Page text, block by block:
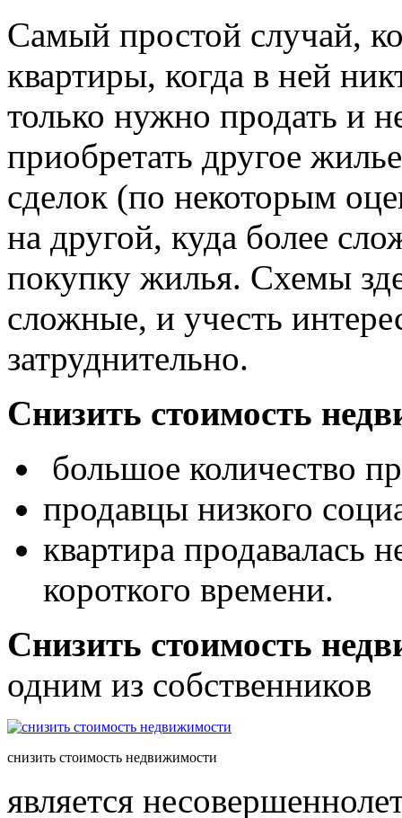
Самый простой случай,
квартиры, когда в ней
только нужно продать и
приобретать другое
сделок (по некоторым
на другой, куда более
покупку жилья. Схемы
сложные, и учесть
затруднительно.
Снизить стоимость
большое количество
продавцы низкого
квартира продавалась
короткого времени.
Снизить стоимость
одним из собственников
снизить стоимость недвижимости
является